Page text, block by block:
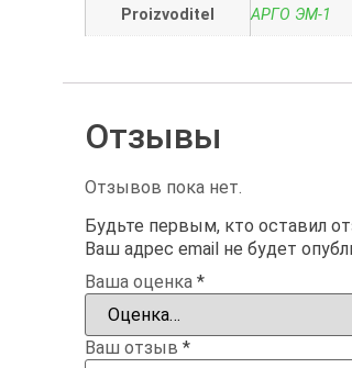
Proizvoditel АРГО ЭМ-1
Отзывы
Отзывов пока нет.
Будьте первым, кто оставил
Ваш адрес email не будет
Ваша оценка *
Ваш отзыв *